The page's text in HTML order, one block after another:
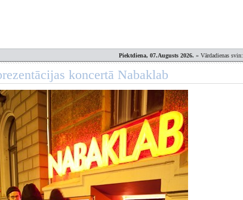
Piektdiena, 07.Augusts 2026. » Vārdadienas svin:
koncertā Nabaklab